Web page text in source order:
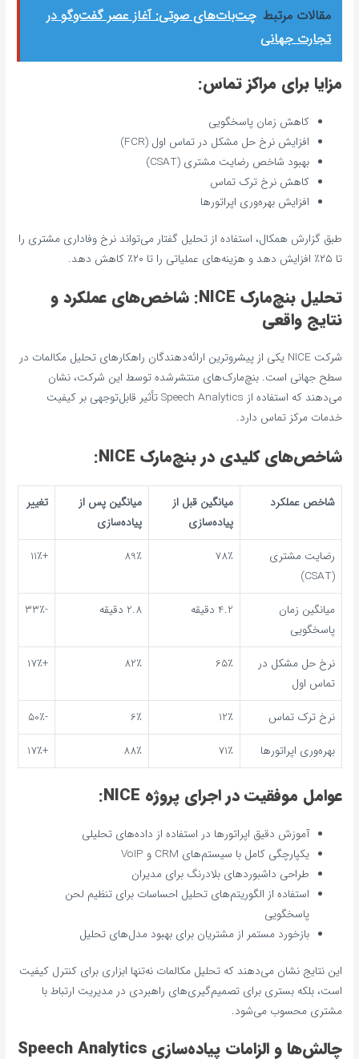
مقالات مرتبط چت‌بات‌های صوتی: آغاز عصر گفت‌وگو در
تجارت جهانی
مزایا برای مراکز تماس:
کاهش زمان پاسخگویی
افزایش نرخ حل مشکل در تماس اول (FCR)
بهبود شاخص رضایت مشتری (CSAT)
کاهش نرخ ترک تماس
افزایش بهره‌وری اپراتورها
طبق گزارش همکال، استفاده از تحلیل گفتار می‌تواند نرخ وفاداری مشتری را
تا ۲۵٪ افزایش دهد و هزینه‌های عملیاتی را تا ۲۰٪ کاهش دهد.
تحلیل بنچ‌مارک NICE: شاخص‌های عملکرد و
نتایج واقعی
شرکت NICE یکی از پیشروترین ارائه‌دهندگان راهکارهای تحلیل مکالمات در
سطح جهانی است. بنچ‌مارک‌های منتشرشده توسط این شرکت، نشان
می‌دهند که استفاده از Speech Analytics تأثیر قابل‌توجهی بر کیفیت
خدمات مرکز تماس دارد.
شاخص‌های کلیدی در بنچ‌مارک NICE:
شاخص عملکرد
میانگین قبل از
پیاده‌سازی
میانگین پس از
پیاده‌سازی
تغییر
رضایت مشتری
(CSAT)
78٪ 89٪ +11٪
میانگین زمان
پاسخگویی
4.2 دقیقه 2.8 دقیقه -33٪
نرخ حل مشکل در
تماس اول
65٪ 82٪ +17٪
نرخ ترک تماس 12٪ 6٪
-50٪
بهره‌وری اپراتورها
71٪ 88٪ +17٪
عوامل موفقیت در اجرای پروژه NICE:
آموزش دقیق اپراتورها در استفاده از داده‌های تحلیلی
یکپارچگی کامل با سیستم‌های CRM و VoIP
طراحی داشبوردهای بلادرنگ برای مدیران
استفاده از الگوریتم‌های تحلیل احساسات برای تنظیم لحن
پاسخگویی
بازخورد مستمر از مشتریان برای بهبود مدل‌های تحلیل
این نتایج نشان می‌دهند که تحلیل مکالمات نه‌تنها ابزاری برای کنترل کیفیت
است، بلکه بستری برای تصمیم‌گیری‌های راهبردی در مدیریت ارتباط با
مشتری محسوب می‌شود.
چالش‌ها و الزامات پیاده‌سازی Speech Analytics